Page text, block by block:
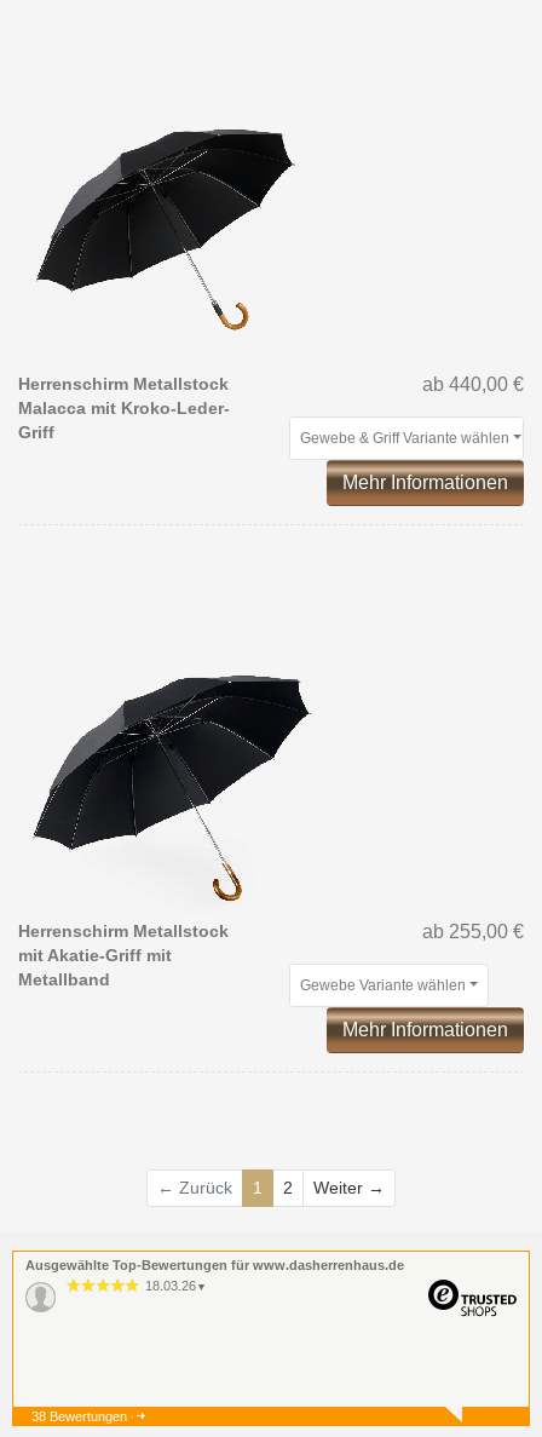
Herrenschirm Metallstock
Malacca mit Kroko-Leder-
Griff
ab 440,00 €
Gewebe & Griff Variante wählen
Mehr Informationen
Herrenschirm Metallstock
mit Akatie-Griff mit
Metallband
ab 255,00 €
Gewebe Variante wählen
Mehr Informationen
← Zurück 1 2 Weiter →
Ausgewählte Top-Bewertungen für www.dasherrenhaus.de
18.03.26 ▼
▼
38 Bewertungen